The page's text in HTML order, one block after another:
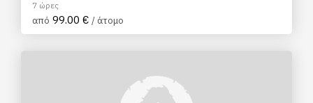
7 ώρες
από 99.00 € / άτομο